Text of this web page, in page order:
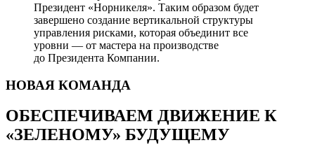
Президент «Норникеля». Таким образом будет
завершено создание вертикальной структуры
управления рисками, которая объединит все
уровни — от мастера на производстве
до Президента Компании.
НОВАЯ КОМАНДА
ОБЕСПЕЧИВАЕМ ДВИЖЕНИЕ К
«ЗЕЛЕНОМУ» БУДУЩЕМУ